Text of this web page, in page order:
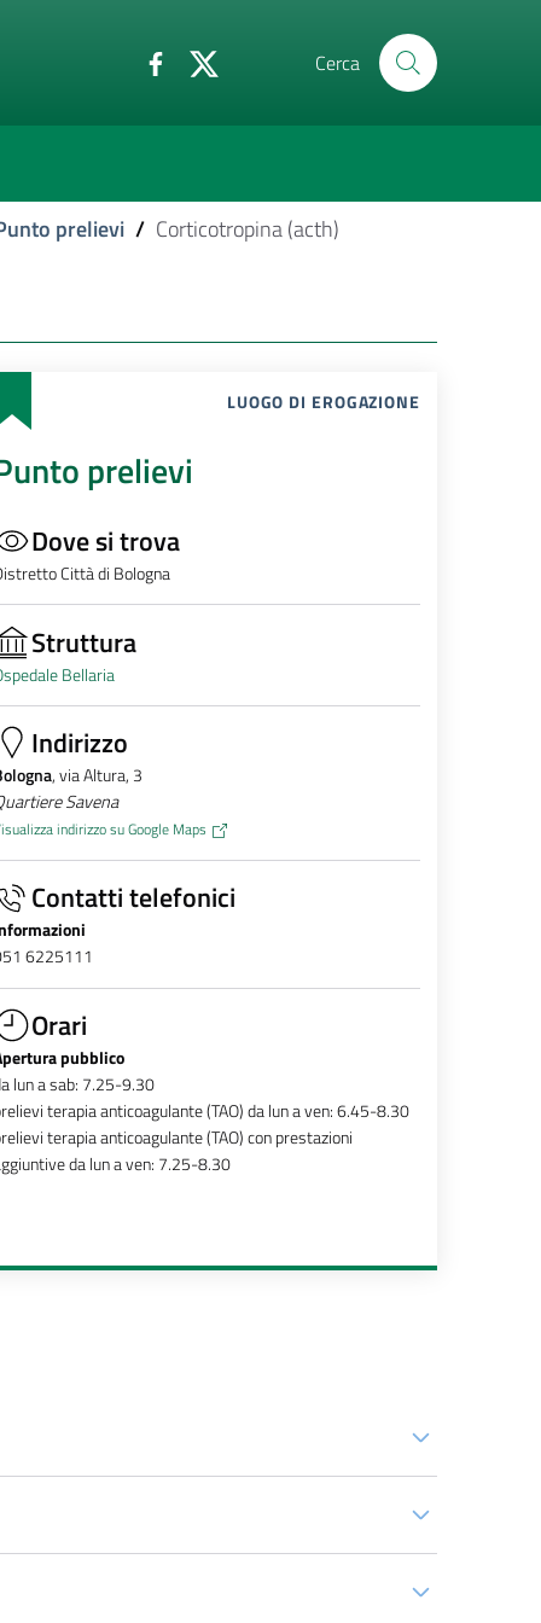
Cerca
prelievi / Corticotropina (acth)
LUOGO DI EROGAZIONE
prelievi
Dove si trova
Città di Bologna
Struttura
Bellaria
Indirizzo
, via Altura, 3
Savena
indirizzo su Google Maps
Contatti telefonici
6225111
Orari
pubblico
lun a sab: 7.25-9.30
terapia anticoagulante (TAO) da lun a ven: 6.45-8.30
terapia anticoagulante (TAO) con prestazioni
da lun a ven: 7.25-8.30